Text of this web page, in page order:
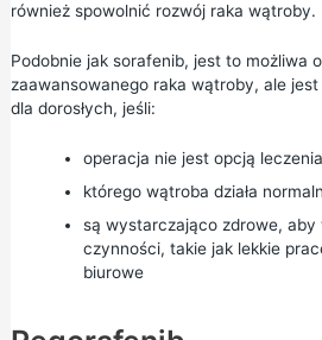
również spowolnić rozwój raka wątroby.
Podobnie jak sorafenib, jest to możliwa
zaawansowanego raka wątroby, ale
dla dorosłych, jeśli:
operacja nie jest opcją leczenia
którego wątroba działa
są wystarczająco zdrowe,
czynności, takie jak lekkie
biurowe